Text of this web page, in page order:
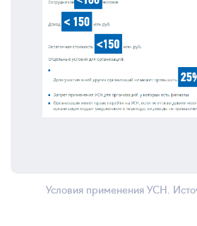
Условия применения УСН.